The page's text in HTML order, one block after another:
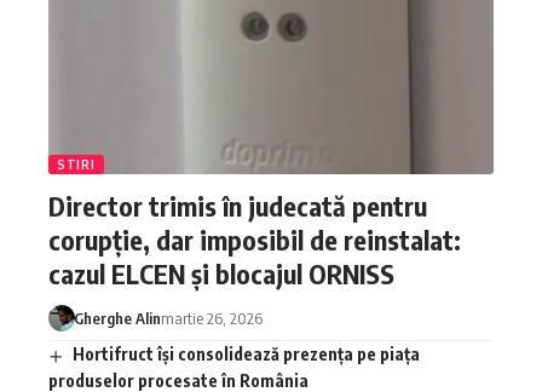
STIRI
Director trimis în judecată pentru
corupție, dar imposibil de reinstalat:
cazul ELCEN și blocajul ORNISS
Gherghe Alinmartie 26, 2026
Hortifruct își consolidează prezența pe piața
produselor procesate în România